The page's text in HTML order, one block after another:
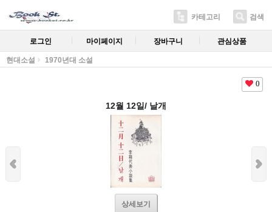
카테고리 검색
로그인 마이페이지 장바구니 관심상품
현대소설 1970년대 소설
0
12월 12일/ 날개
상세보기